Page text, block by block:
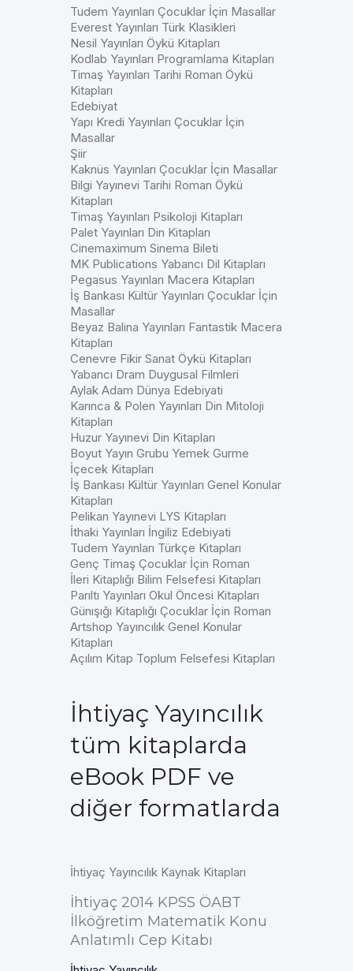
Tudem Yayınları Çocuklar İçin Masallar
Everest Yayınları Türk Klasikleri
Nesil Yayınları Öykü Kitapları
Kodlab Yayınları Programlama Kitapları
Timaş Yayınları Tarihi Roman Öykü
Kitapları
Edebiyat
Yapı Kredi Yayınları Çocuklar İçin
Masallar
Şiir
Kaknüs Yayınları Çocuklar İçin Masallar
Bilgi Yayınevi Tarihi Roman Öykü
Kitapları
Timaş Yayınları Psikoloji Kitapları
Palet Yayınları Din Kitapları
Cinemaximum Sinema Bileti
MK Publications Yabancı Dil Kitapları
Pegasus Yayınları Macera Kitapları
İş Bankası Kültür Yayınları Çocuklar İçin
Masallar
Beyaz Balina Yayınları Fantastik Macera
Kitapları
Cenevre Fikir Sanat Öykü Kitapları
Yabancı Dram Duygusal Filmleri
Aylak Adam Dünya Edebiyati
Karınca & Polen Yayınları Din Mitoloji
Kitapları
Huzur Yayınevi Din Kitapları
Boyut Yayın Grubu Yemek Gurme
İçecek Kitapları
İş Bankası Kültür Yayınları Genel Konular
Kitapları
Pelikan Yayınevi LYS Kitapları
İthaki Yayınları İngiliz Edebiyati
Tudem Yayınları Türkçe Kitapları
Genç Timaş Çocuklar İçin Roman
İleri Kitaplığı Bilim Felsefesi Kitapları
Parıltı Yayınları Okul Öncesi Kitapları
Günışığı Kitaplığı Çocuklar İçin Roman
Artshop Yayıncılık Genel Konular
Kitapları
Açılım Kitap Toplum Felsefesi Kitapları
İhtiyaç Yayıncılık
tüm kitaplarda
eBook PDF ve
diğer formatlarda
İhtiyaç Yayıncılık Kaynak Kitapları
İhtiyaç 2014 KPSS ÖABT
İlköğretim Matematik Konu
Anlatımlı Cep Kitabı